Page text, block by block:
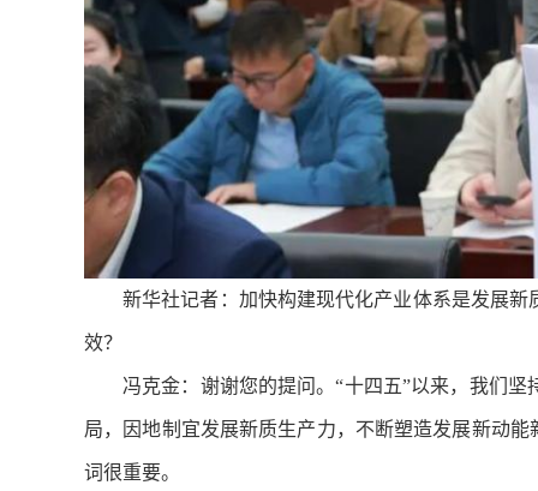
新华社记者：加快构建现代化产业体系是发展
效？
冯克金：谢谢您的提问。“十四五”以来，我们
局，因地制宜发展新质生产力，不断塑造发展新动
词很重要。